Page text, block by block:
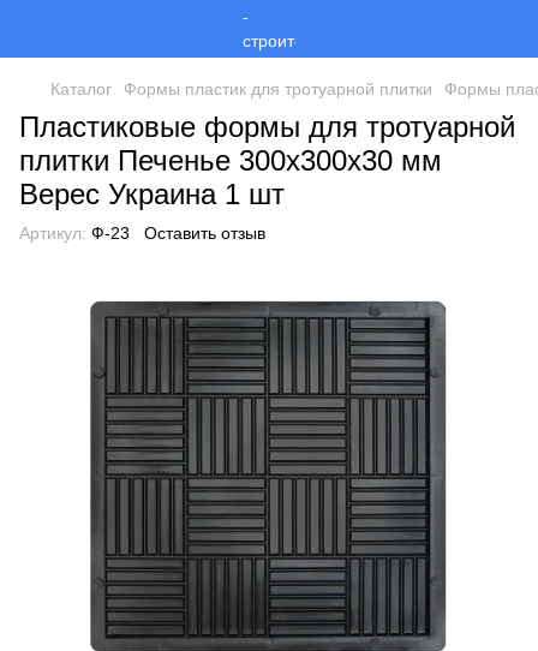
Каталог Формы пластик для тротуарной плитки Формы
Пластиковые формы для тротуарной
плитки Печенье 300х300х30 мм
Верес Украина 1 шт
Артикул: Ф-23 Оставить отзыв